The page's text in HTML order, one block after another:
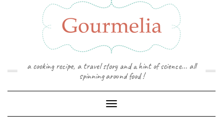
a cooking recipe, a travel story and a hint of science... all
spinning around food !
Toggle Navigation